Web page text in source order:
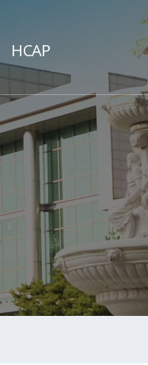
록
윤리강령 대학비전
자율모집
재외국민
원서접수 확인 입시경쟁률
학과별 상담전화
타제과제빵과 방사선과
ACE인재융합학
자율전공학과
건축전공 건설
영상콘텐츠전공
병무안내 증명발급
판 자료실 포토갤
인권침해 신고 안내
HCAP
표기업탐색 목표가치
관리 추천진행 현황
수님 상담 전문가 상담